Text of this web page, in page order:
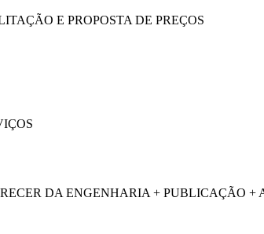
E PROPOSTA DE PREÇOS
DA ENGENHARIA + PUBLICAÇÃO +